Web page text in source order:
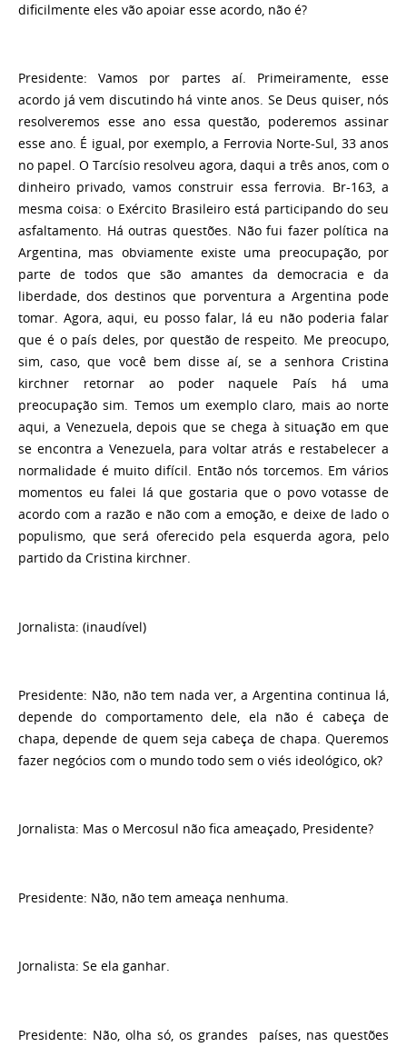
dificilmente eles vão apoiar esse acordo, não é?
Presidente: Vamos por partes aí. Primeiramente, esse
acordo já vem discutindo há vinte anos. Se Deus quiser, nós
resolveremos esse ano essa questão, poderemos assinar
esse ano. É igual, por exemplo, a Ferrovia Norte-Sul, 33 anos
no papel. O Tarcísio resolveu agora, daqui a três anos, com o
dinheiro privado, vamos construir essa ferrovia. Br-163, a
mesma coisa: o Exército Brasileiro está participando do seu
asfaltamento. Há outras questões. Não fui fazer política na
Argentina, mas obviamente existe uma preocupação, por
parte de todos que são amantes da democracia e da
liberdade, dos destinos que porventura a Argentina pode
tomar. Agora, aqui, eu posso falar, lá eu não poderia falar
que é o país deles, por questão de respeito. Me preocupo,
sim, caso, que você bem disse aí, se a senhora Cristina
kirchner retornar ao poder naquele País há uma
preocupação sim. Temos um exemplo claro, mais ao norte
aqui, a Venezuela, depois que se chega à situação em que
se encontra a Venezuela, para voltar atrás e restabelecer a
normalidade é muito difícil. Então nós torcemos. Em vários
momentos eu falei lá que gostaria que o povo votasse de
acordo com a razão e não com a emoção, e deixe de lado o
populismo, que será oferecido pela esquerda agora, pelo
partido da Cristina kirchner.
Jornalista: (inaudível)
Presidente: Não, não tem nada ver, a Argentina continua lá,
depende do comportamento dele, ela não é cabeça de
chapa, depende de quem seja cabeça de chapa. Queremos
fazer negócios com o mundo todo sem o viés ideológico, ok?
Jornalista: Mas o Mercosul não fica ameaçado, Presidente?
Presidente: Não, não tem ameaça nenhuma.
Jornalista: Se ela ganhar.
Presidente: Não, olha só, os grandes países, nas questões